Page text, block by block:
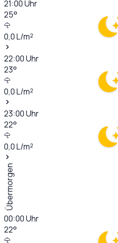
21:00Uhr
25°
0,0L/m²
22:00Uhr
23°
0,0L/m²
23:00Uhr
22°
0,0L/m²
Übermorgen
00:00Uhr
22°